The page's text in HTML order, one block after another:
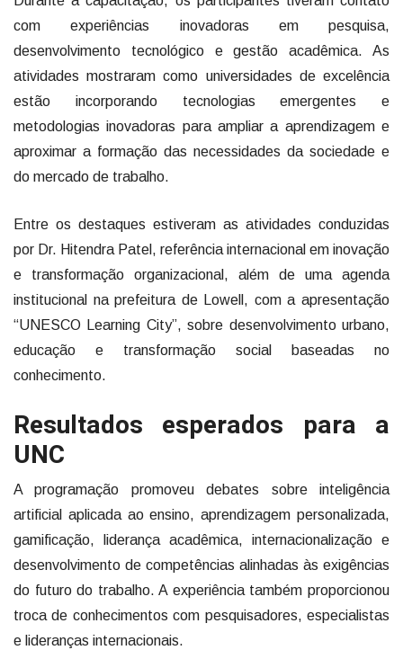
com experiências inovadoras em pesquisa,
desenvolvimento tecnológico e gestão acadêmica. As
atividades mostraram como universidades de excelência
estão incorporando tecnologias emergentes e
metodologias inovadoras para ampliar a aprendizagem e
aproximar a formação das necessidades da sociedade e
do mercado de trabalho.
Entre os destaques estiveram as atividades conduzidas
por Dr. Hitendra Patel, referência internacional em inovação
e transformação organizacional, além de uma agenda
institucional na prefeitura de Lowell, com a apresentação
“UNESCO Learning City”, sobre desenvolvimento urbano,
educação e transformação social baseadas no
conhecimento.
Resultados esperados para a
UNC
A programação promoveu debates sobre inteligência
artificial aplicada ao ensino, aprendizagem personalizada,
gamificação, liderança acadêmica, internacionalização e
desenvolvimento de competências alinhadas às exigências
do futuro do trabalho. A experiência também proporcionou
troca de conhecimentos com pesquisadores, especialistas
e lideranças internacionais.